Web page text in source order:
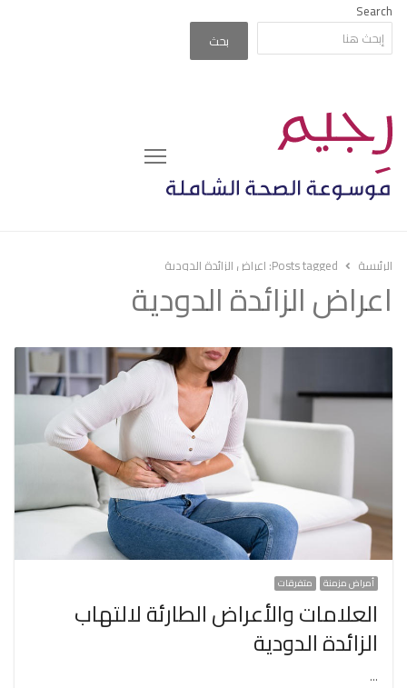
Search
بحث
Menu
الرئيسة Posts tagged: اعراض الزائدة الدودية
اعراض الزائدة الدودية
أمراض مزمنة متفرقات
العلامات والأعراض الطارئة لالتهاب
الزائدة الدودية
…